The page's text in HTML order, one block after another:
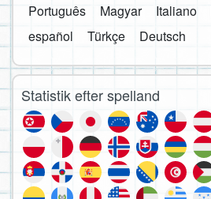
Português
Magyar Italiano
español
Türkçe Deutsch
Statistik efter spelland